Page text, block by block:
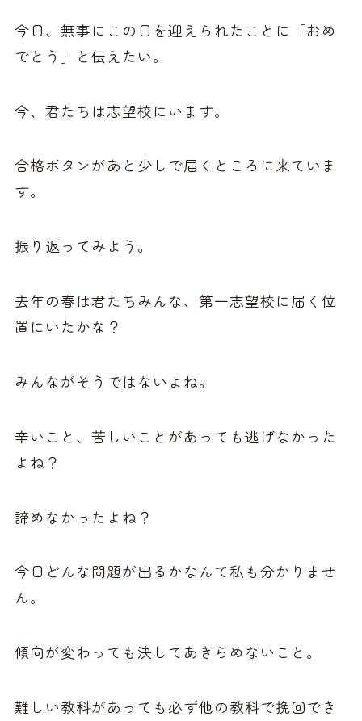
今日、無事にこの日を迎えられたことに「おめ
でとう」と伝えたい。
今、君たちは志望校にいます。
合格ボタンがあと少しで届くところに来ていま
す。
振り返ってみよう。
去年の春は君たちみんな、第一志望校に届く位
置にいたかな？
みんながそうではないよね。
辛いこと、苦しいことがあっても逃げなかった
よね？
諦めなかったよね？
今日どんな問題が出るかなんて私も分かりませ
ん。
傾向が変わっても決してあきらめないこと。
難しい教科があっても必ず他の教科で挽回でき